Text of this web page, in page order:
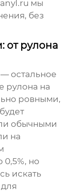
мы
без
от рулона
остальное
рулона на
ровными,
обычными
на
но
искать